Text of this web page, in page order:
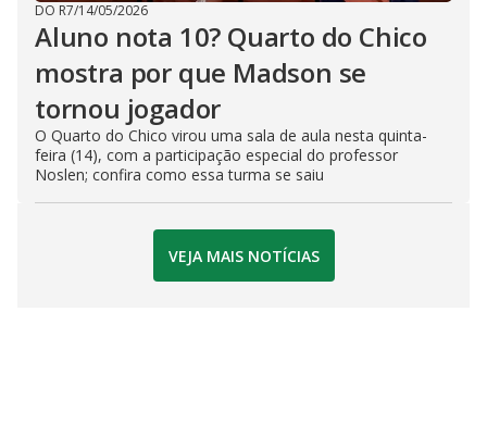
DO R7/14/05/2026
Aluno nota 10? Quarto do Chico
mostra por que Madson se
tornou jogador
O Quarto do Chico virou uma sala de aula nesta quinta-
feira (14), com a participação especial do professor
Noslen; confira como essa turma se saiu
VEJA MAIS NOTÍCIAS